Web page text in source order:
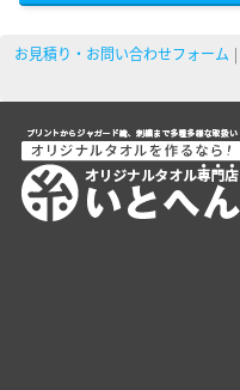
お見積り・お問い合わせフォーム